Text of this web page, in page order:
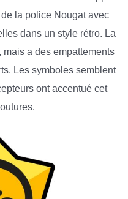
la police Nougat avec
dans un style rétro. La
a des empattements
Les symboles semblent
ont accentué cet